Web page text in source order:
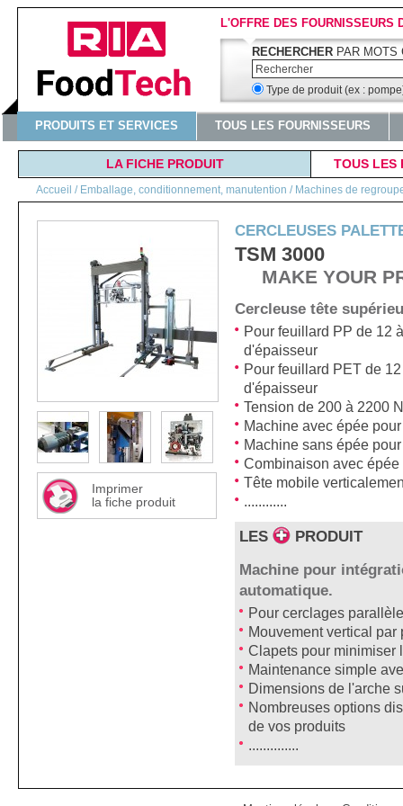
L'OFFRE DES FOURNISSEURS
RECHERCHER PAR MOTS
Type de produit (ex :
PRODUITS ET SERVICES TOUS LES FOURNISSEURS
LA FICHE PRODUIT TOUS LES
Accueil / Emballage, conditionnement, manutention / Machines de
Imprimer
la fiche produit
CERCLEUSES
TSM 3000
MAKE YOUR
Cercleuse tête
Pour feuillard PP de 12
d'épaisseur
Pour feuillard PET de
d'épaisseur
Tension de 200 à 2200
Machine avec épée
Machine sans épée
Combinaison avec épée
Tête mobile
............
LES
PRODUIT
Machine pour
automatique.
Pour cerclages
Mouvement vertical
Clapets pour minimiser
Maintenance simple
Dimensions de l'arche
Nombreuses options
de vos produits
..............